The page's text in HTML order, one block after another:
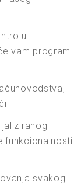
i
vam program
funkcionalnosti
svakog